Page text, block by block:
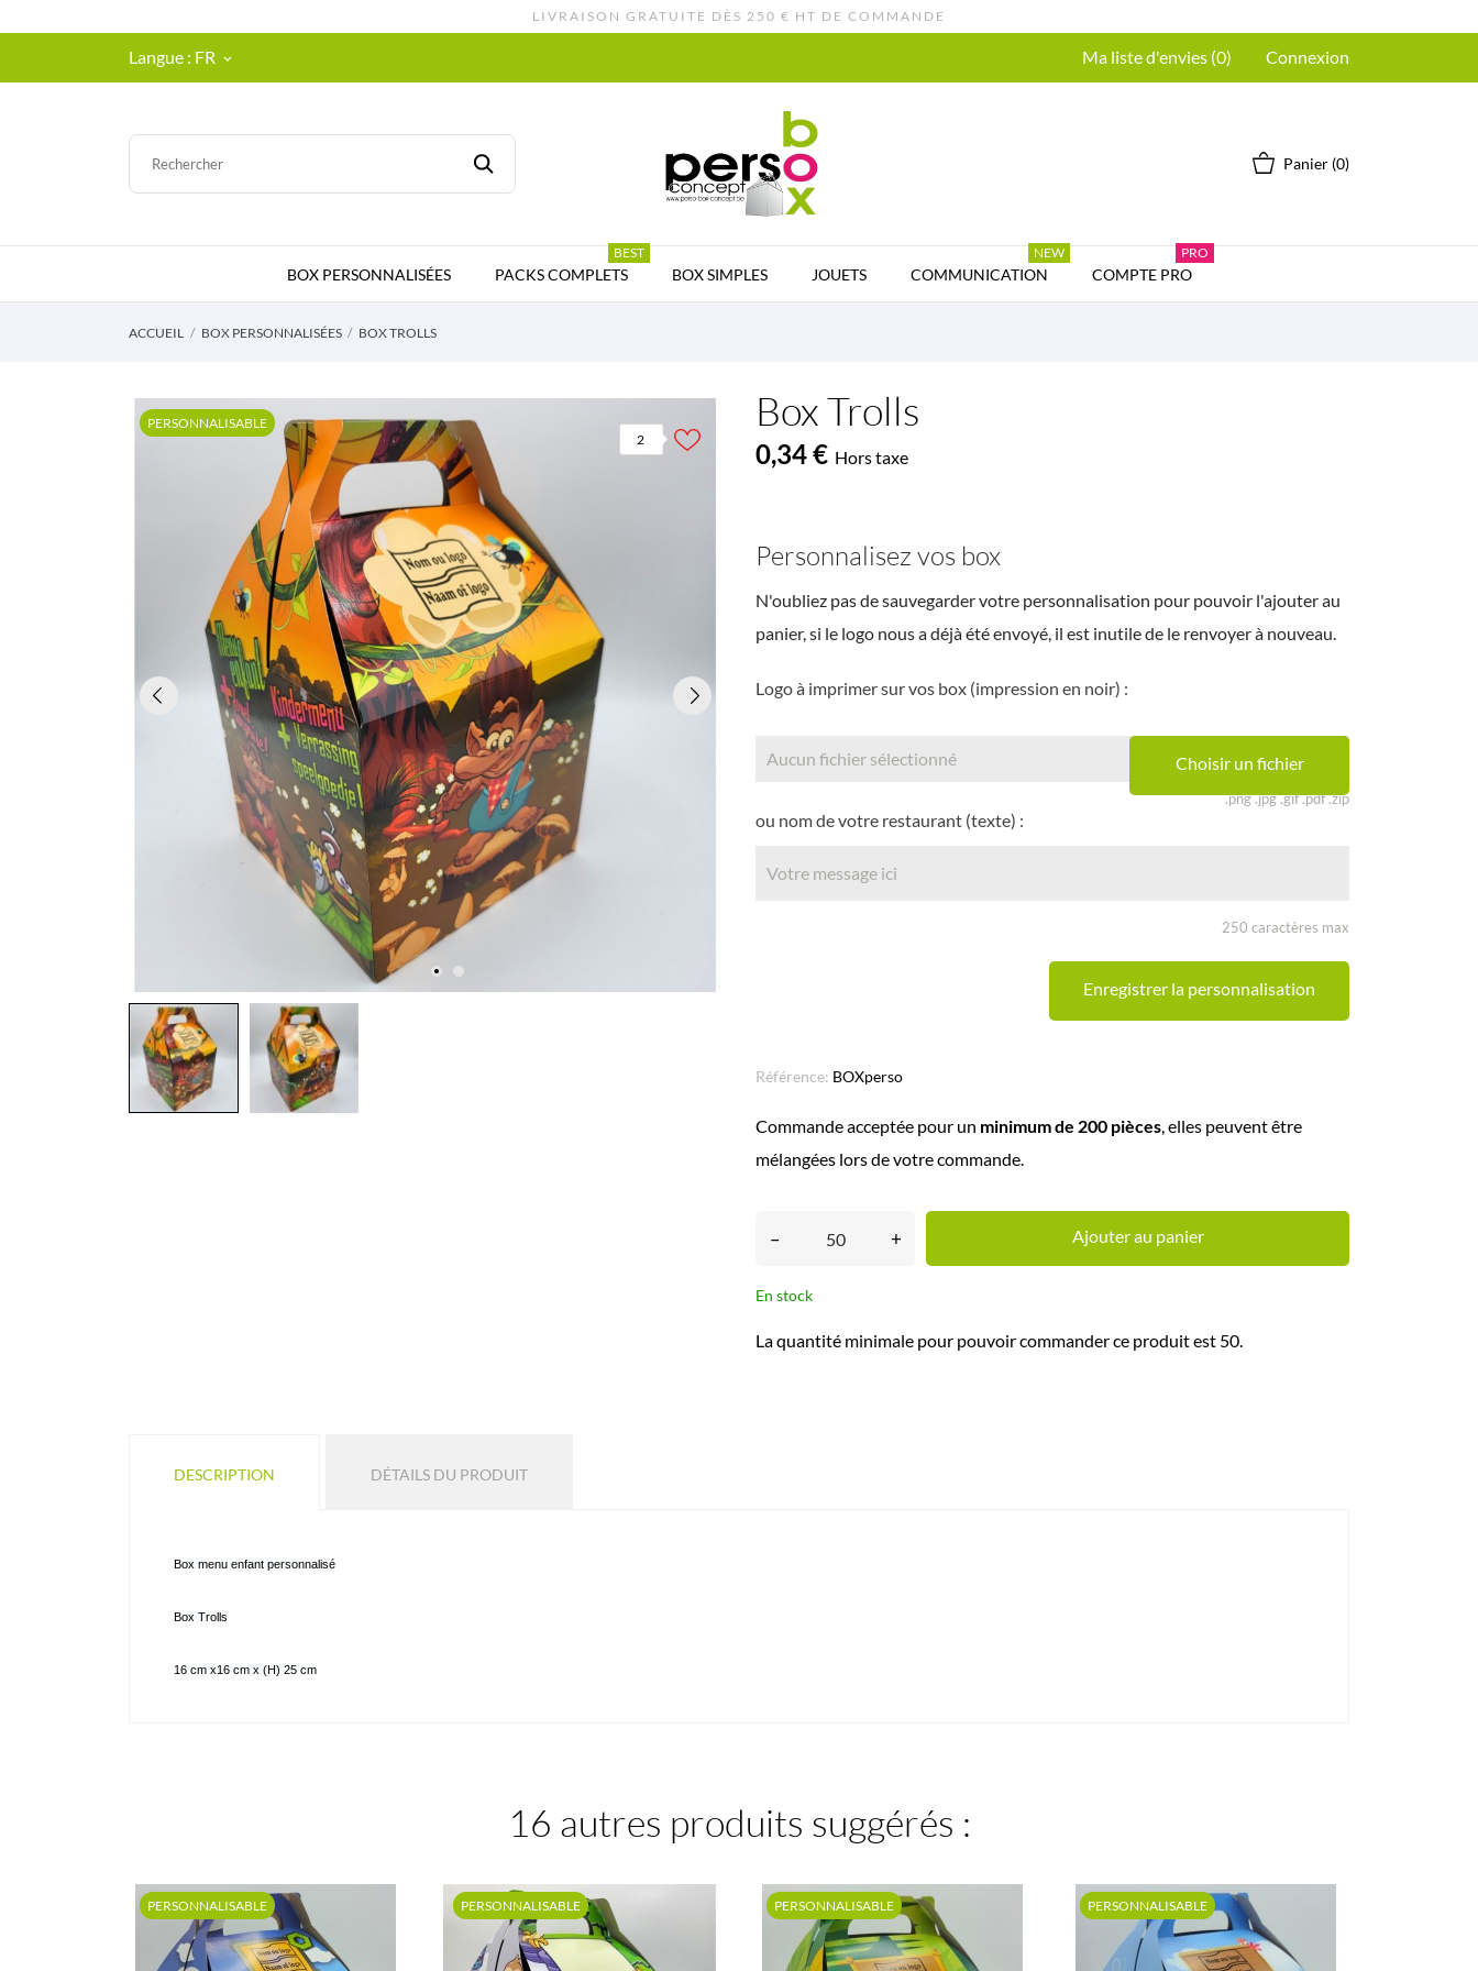
LIVRAISON GRATUITE DÈS 250 € HT DE COMMANDE
Langue : FR keyboard_arrow_down Ma liste d'envies (0) Connexion
Panier (0)
BOX PERSONNALISÉES PACKS COMPLETS
BEST
BOX SIMPLES JOUETS COMMUNICATION
NEW
COMPTE PRO
PRO
ACCUEIL BOX PERSONNALISÉES BOX TROLLS
2
PERSONNALISABLE Box Trolls
0,34 € Hors taxe
Personnalisez vos box
N'oubliez pas de sauvegarder votre personnalisation pour pouvoir l'ajouter au
panier, si le logo nous a déjà été envoyé, il est inutile de le renvoyer à nouveau.
Logo à imprimer sur vos box (impression en noir) :
Aucun fichier sélectionné Choisir un fichier
.png .jpg .gif .pdf .zip
ou nom de votre restaurant (texte) :
250 caractères max
Enregistrer la personnalisation
Référence: BOXperso
Commande acceptée pour un minimum de 200 pièces, elles peuvent être
mélangées lors de votre commande.
– + Ajouter au panier
En stock
La quantité minimale pour pouvoir commander ce produit est 50.
DESCRIPTION DÉTAILS DU PRODUIT
Box menu enfant personnalisé
Box Trolls
16 cm x16 cm x (H) 25 cm
16 autres produits suggérés :
PERSONNALISABLE PERSONNALISABLE PERSONNALISABLE PERSONNALISABLE